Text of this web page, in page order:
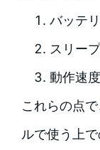
バッテ
スリー
動作速
これらの点
ルで使う上